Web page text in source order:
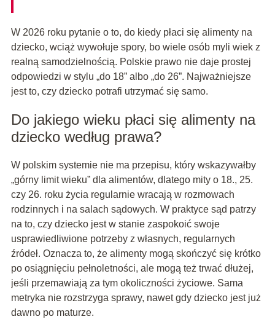
W 2026 roku pytanie o to, do kiedy płaci się alimenty na
dziecko, wciąż wywołuje spory, bo wiele osób myli wiek z
realną samodzielnością. Polskie prawo nie daje prostej
odpowiedzi w stylu „do 18” albo „do 26”. Najważniejsze
jest to, czy dziecko potrafi utrzymać się samo.
Do jakiego wieku płaci się alimenty na
dziecko według prawa?
W polskim systemie nie ma przepisu, który wskazywałby
„górny limit wieku” dla alimentów, dlatego mity o 18., 25.
czy 26. roku życia regularnie wracają w rozmowach
rodzinnych i na salach sądowych. W praktyce sąd patrzy
na to, czy dziecko jest w stanie zaspokoić swoje
usprawiedliwione potrzeby z własnych, regularnych
źródeł. Oznacza to, że alimenty mogą skończyć się krótko
po osiągnięciu pełnoletności, ale mogą też trwać dłużej,
jeśli przemawiają za tym okoliczności życiowe. Sama
metryka nie rozstrzyga sprawy, nawet gdy dziecko jest już
dawno po maturze.